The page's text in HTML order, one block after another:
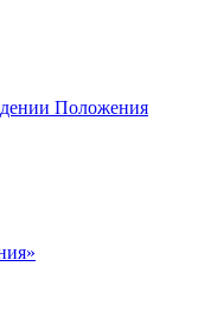
Положения